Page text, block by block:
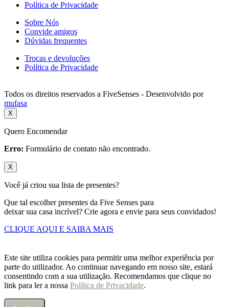
Política de Privacidade
Sobre Nós
Convide amigos
Dúvidas frequentes
Trocas e devoluções
Política de Privacidade
Todos os direitos reservados a FiveSenses - Desenvolvido por
mufasa
X
Quero Encomendar
Erro: Formulário de contato não encontrado.
X
Você já criou sua lista de presentes?
Que tal escolher presentes da Five Senses para
deixar sua casa incrível? Crie agora e envie para seus convidados!
CLIQUE AQUI E SAIBA MAIS
Este site utiliza cookies para permitir uma melhor experiência por
parte do utilizador. Ao continuar navegando em nosso site, estará
consentindo com a sua utilização. Recomendamos que clique no
link para ler a nossa Política de Privacidade.